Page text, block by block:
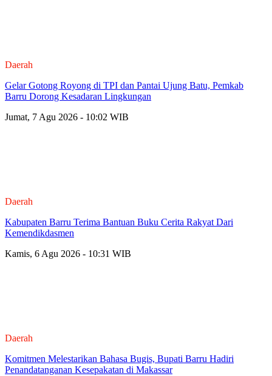
Daerah
Gelar Gotong Royong di TPI dan Pantai Ujung Batu, Pemkab
Barru Dorong Kesadaran Lingkungan
Jumat, 7 Agu 2026 - 10:02 WIB
Daerah
Kabupaten Barru Terima Bantuan Buku Cerita Rakyat Dari
Kemendikdasmen
Kamis, 6 Agu 2026 - 10:31 WIB
Daerah
Komitmen Melestarikan Bahasa Bugis, Bupati Barru Hadiri
Penandatanganan Kesepakatan di Makassar